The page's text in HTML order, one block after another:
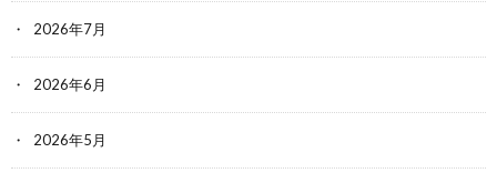
2026年7月
2026年6月
2026年5月